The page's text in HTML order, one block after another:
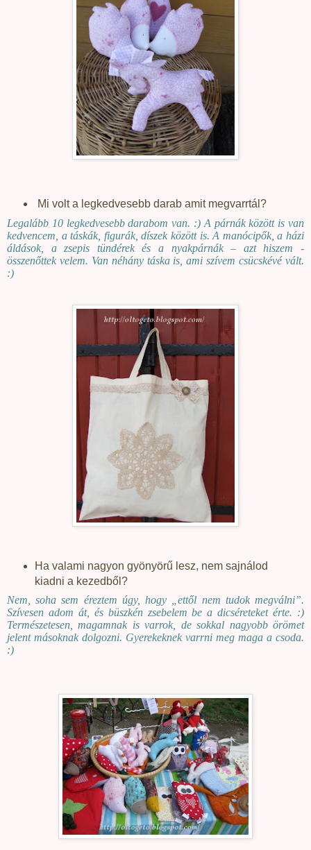
Mi volt a legkedvesebb darab amit megvarrtál?
Legalább 10 legkedvesebb darabom van. :) A párnák között is van
kedvencem, a táskák, figurák, díszek között is. A manócipők, a házi
áldások, a zsepis tündérek és a nyakpárnák – azt hiszem -
összenőttek velem. Van néhány táska is, ami szívem csücskévé vált.
:)
Ha valami nagyon gyönyörű lesz, nem sajnálod
kiadni a kezedből?
Nem, soha sem éreztem úgy, hogy „ettől nem tudok megválni”.
Szívesen adom át, és büszkén zsebelem be a dicséreteket érte. :)
Természetesen, magamnak is varrok, de sokkal nagyobb örömet
jelent másoknak dolgozni. Gyerekeknek varrni meg maga a csoda.
:)